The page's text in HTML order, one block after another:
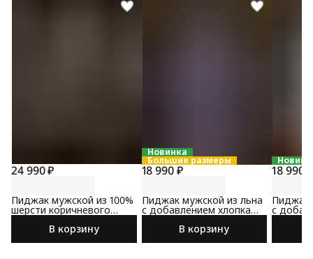
24 990 ₽
Пиджак мужской из 100%
шерсти коричневого
цвета
В корзину
Новинка
Большие размеры
18 990 ₽
Пиджак мужской из льна
с добавлением хлопка
сине-коричневого цвета
В корзину
18 990 ₽
Пиджак
с